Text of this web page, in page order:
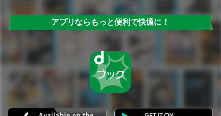
アプリならもっと便利で快適に！